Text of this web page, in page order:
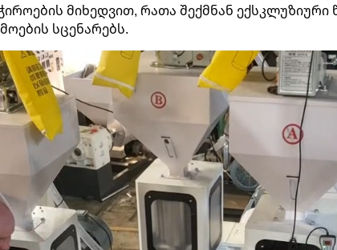
მიხედვით, რათა შექმნან
სცენარებს.